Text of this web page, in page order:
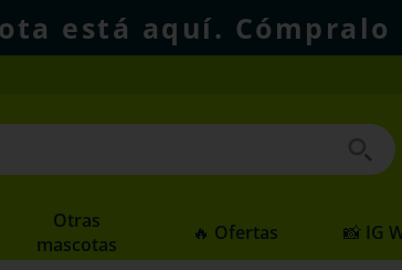
está aquí. Cómpralo
Otras
mascotas
🔥 Ofertas 📸 IG